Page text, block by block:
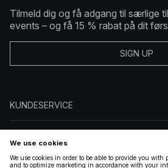
Tilmeld dig og få adgang til særlige
events – og få 15 % rabat på dit
SIGN UP
KUNDESERVICE
FØLG OS